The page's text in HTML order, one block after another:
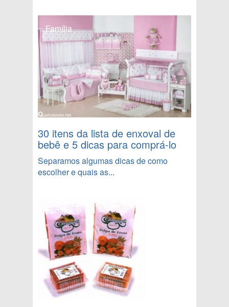
Família
30 itens da lista de enxoval de
bebê e 5 dicas para comprá-lo
Separamos algumas dicas de como
escolher e quais as...
Família